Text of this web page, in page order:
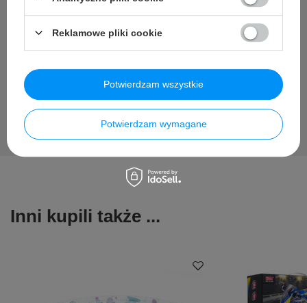
Zadaj pytanie a my odpowiemy niezwłocznie, najciekawsze
pytania i odpowiedzi publikując dla innych.
Zadaj pytanie
Inni kupili także ...
Reklamowe pliki cookie
Potwierdzam wymagane
Potwierdzam wszystkie